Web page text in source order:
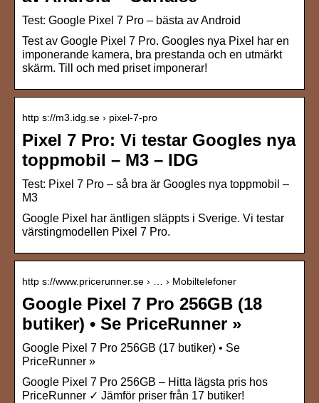
Test: Google Pixel 7 Pro – bästa av Android
Test av Google Pixel 7 Pro. Googles nya Pixel har en
imponerande kamera, bra prestanda och en utmärkt
skärm. Till och med priset imponerar!
http s://m3.idg.se › pixel-7-pro
Pixel 7 Pro: Vi testar Googles nya
toppmobil – M3 – IDG
Test: Pixel 7 Pro – så bra är Googles nya toppmobil –
M3
Google Pixel har äntligen släppts i Sverige. Vi testar
värstingmodellen Pixel 7 Pro.
http s://www.pricerunner.se › … › Mobiltelefoner
Google Pixel 7 Pro 256GB (18
butiker) • Se PriceRunner »
Google Pixel 7 Pro 256GB (17 butiker) • Se
PriceRunner »
Google Pixel 7 Pro 256GB – Hitta lägsta pris hos
PriceRunner ✓ Jämför priser från 17 butiker!